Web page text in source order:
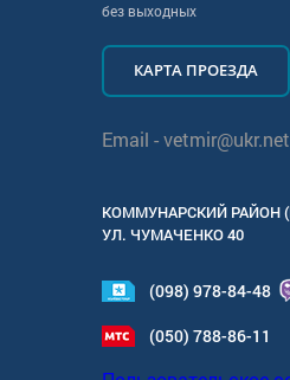
без выходных
КАРТА ПРОЕЗДА
Email -vetmir@ukr.net
КОММУНАРСКИЙ РАЙОН
УЛ. ЧУМАЧЕНКО 40
(098) 978-84-48
(050) 788-86-11